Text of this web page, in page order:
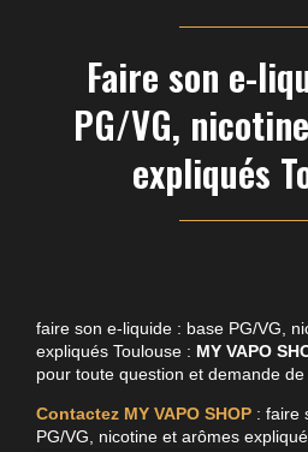
Faire son e-
PG/VG,
expliqués
faire son e-liquide : base PG/VG,
expliqués Toulouse : MY VAPO
pour toute question et demande de
Contactez MY VAPO SHOP : faire
PG/VG, nicotine et arômes